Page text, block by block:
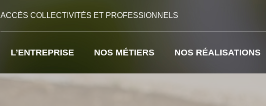
ACCÈS COLLECTIVITÉS ET PROFESSIONNELS
L’ENTREPRISE NOS MÉTIERS NOS RÉALISATIONS